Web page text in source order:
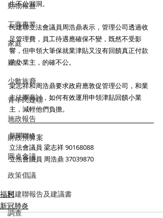
動物權益
工商專業
家庭
婦女
少數族裔
青年民建聯
施政報告
財政預算案
圓桌會議
政策倡議
民建聯報告及建議書
調查
生不公漏洞。
民建聯立法會議員周浩鼎表示，管理公司透過收
足管理費，員工待遇應確保不變，既然不受影
響，但申領大筆保就業津貼又沒有回饋真正付款
的小業主，的確不公。
梁志祥和周浩鼎要求政府應敦促管理公司，和業
主法團商討，如何有效運用申領津貼回饋小業
主，減輕他們負擔。
新聞聯絡：
立法會議員 梁志祥 90168088
立法會議員 周浩鼎 37039870
福利
新冠肺炎